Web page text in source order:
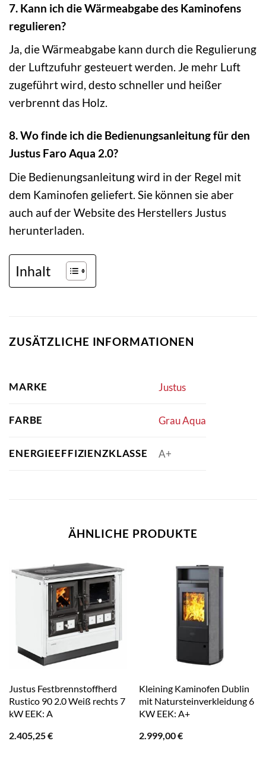
7. Kann ich die Wärmeabgabe des Kaminofens
regulieren?
Ja, die Wärmeabgabe kann durch die Regulierung
der Luftzufuhr gesteuert werden. Je mehr Luft
zugeführt wird, desto schneller und heißer
verbrennt das Holz.
8. Wo finde ich die Bedienungsanleitung für den
Justus Faro Aqua 2.0?
Die Bedienungsanleitung wird in der Regel mit
dem Kaminofen geliefert. Sie können sie aber
auch auf der Website des Herstellers Justus
herunterladen.
Inhalt
ZUSÄTZLICHE INFORMATIONEN
MARKE Justus
FARBE Grau Aqua
ENERGIEEFFIZIENZKLASSE A+
ÄHNLICHE PRODUKTE
Justus Festbrennstoffherd
Rustico 90 2.0 Weiß rechts 7
kW EEK: A
2.405,25€
Kleining Kaminofen Dublin
mit Natursteinverkleidung 6
KW EEK: A+
2.999,00€